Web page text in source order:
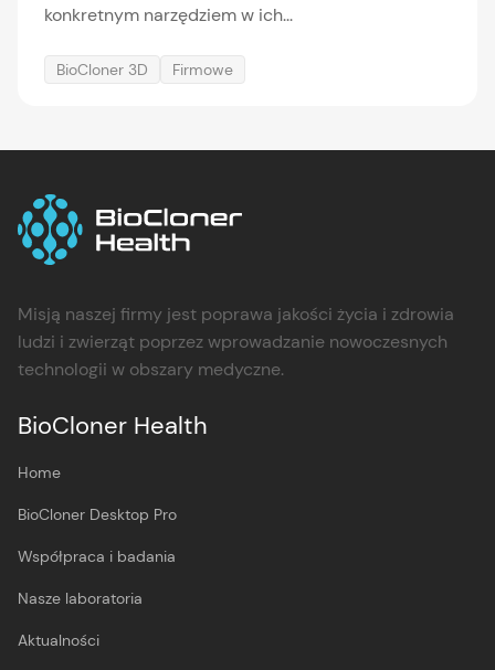
konkretnym narzędziem w ich...
BioCloner 3D Firmowe
Misją naszej firmy jest poprawa jakości życia i zdrowia
ludzi i zwierząt poprzez wprowadzanie nowoczesnych
technologii w obszary medyczne.
BioCloner Health
Home
BioCloner Desktop Pro
Współpraca i badania
Nasze laboratoria
Aktualności